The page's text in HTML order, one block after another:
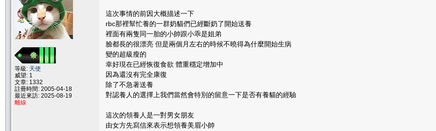
等級: 天使
威望: 1
文章: 1332
註冊時間: 2005-04-18
最近來訪: 2025-08-19
離線
這次事情的前因大概描述一下
rbc那裡幫忙養的一群奶貓們已經斷奶了開始送養
裡面有兩隻同一胎的小帥跟小乖是姐弟
臉都長的很漂亮 但是兩個月左右的時候不曉得為什麼開始生病
變的超級瘦的
幸好現在已經恢復食欲 體重穩定增加中
因為還沒有完全康復
除了不急著送養
對認養人的選擇上我們當然會特別的留意一下是否有養貓的經驗
這次的領養人是一對男女朋友
由女方先寫信來表示想領養美眉小帥